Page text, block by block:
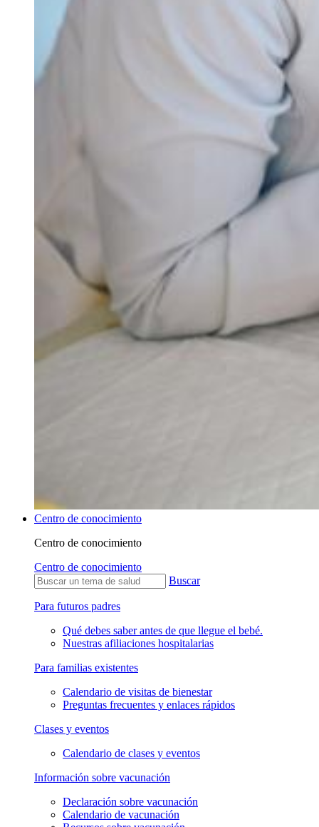
Centro de conocimiento
Centro de conocimiento
Centro de conocimiento
Buscar
Para futuros padres
Qué debes saber antes de que llegue el bebé.
Nuestras afiliaciones hospitalarias
Para familias existentes
Calendario de visitas de bienestar
Preguntas frecuentes y enlaces rápidos
Clases y eventos
Calendario de clases y eventos
Información sobre vacunación
Declaración sobre vacunación
Calendario de vacunación